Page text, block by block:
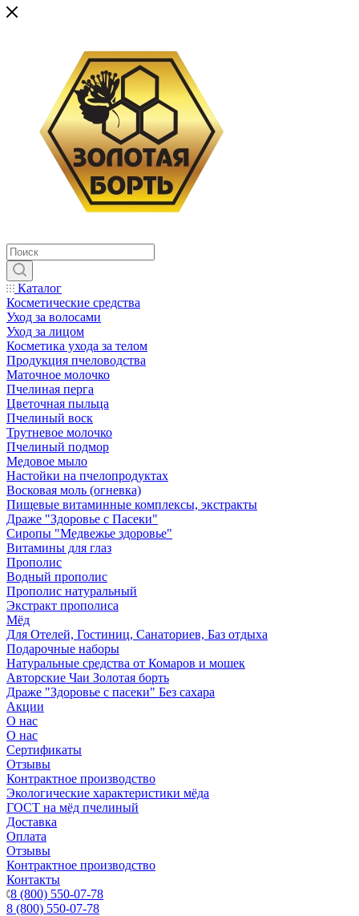
Каталог
Косметические средства
Уход за волосами
Уход за лицом
Косметика ухода за телом
Продукция пчеловодства
Маточное молочко
Пчелиная перга
Цветочная пыльца
Пчелиный воск
Трутневое молочко
Пчелиный подмор
Медовое мыло
Настойки на пчелопродуктах
Восковая моль (огневка)
Пищевые витаминные комплексы, экстракты
Драже "Здоровье с Пасеки"
Сиропы "Медвежье здоровье"
Витамины для глаз
Прополис
Водный прополис
Прополис натуральный
Экстракт прополиса
Мёд
Для Отелей, Гостиниц, Санаториев, Баз отдыха
Подарочные наборы
Натуральные средства от Комаров и мошек
Авторские Чаи Золотая борть
Драже "Здоровье с пасеки" Без сахара
Акции
О нас
О нас
Сертификаты
Отзывы
Контрактное производство
Экологические характеристики мёда
ГОСТ на мёд пчелиный
Доставка
Оплата
Отзывы
Контрактное производство
Контакты
8 (800) 550-07-78
8 (800) 550-07-78